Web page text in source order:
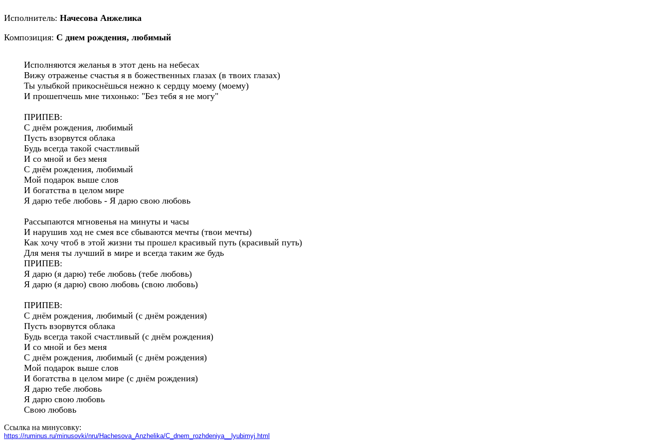
Исполнитель: Начесова Анжелика
Композиция: С днем рождения, любимый
Исполняются желанья в этот день на небесах
Вижу отраженье счастья я в божественных глазах (в твоих глазах)
Ты улыбкой прикоснёшься нежно к сердцу моему (моему)
И прошепчешь мне тихонько: "Без тебя я не могу"
ПРИПЕВ:
С днём рождения, любимый
Пусть взорвутся облака
Будь всегда такой счастливый
И со мной и без меня
С днём рождения, любимый
Мой подарок выше слов
И богатства в целом мире
Я дарю тебе любовь - Я дарю свою любовь
Рассыпаются мгновенья на минуты и часы
И нарушив ход не смея все сбываются мечты (твои мечты)
Как хочу чтоб в этой жизни ты прошел красивый путь (красивый путь)
Для меня ты лучший в мире и всегда таким же будь
ПРИПЕВ:
Я дарю (я дарю) тебе любовь (тебе любовь)
Я дарю (я дарю) свою любовь (свою любовь)
ПРИПЕВ:
С днём рождения, любимый (с днём рождения)
Пусть взорвутся облака
Будь всегда такой счастливый (с днём рождения)
И со мной и без меня
С днём рождения, любимый (с днём рождения)
Мой подарок выше слов
И богатства в целом мире (с днём рождения)
Я дарю тебе любовь
Я дарю свою любовь
Свою любовь
Ссылка на минусовку:
https://ruminus.ru/minusovki/nru/Нachesova_Аnzhelika/С_dnem_rozhdeniya__lyubimyj.html